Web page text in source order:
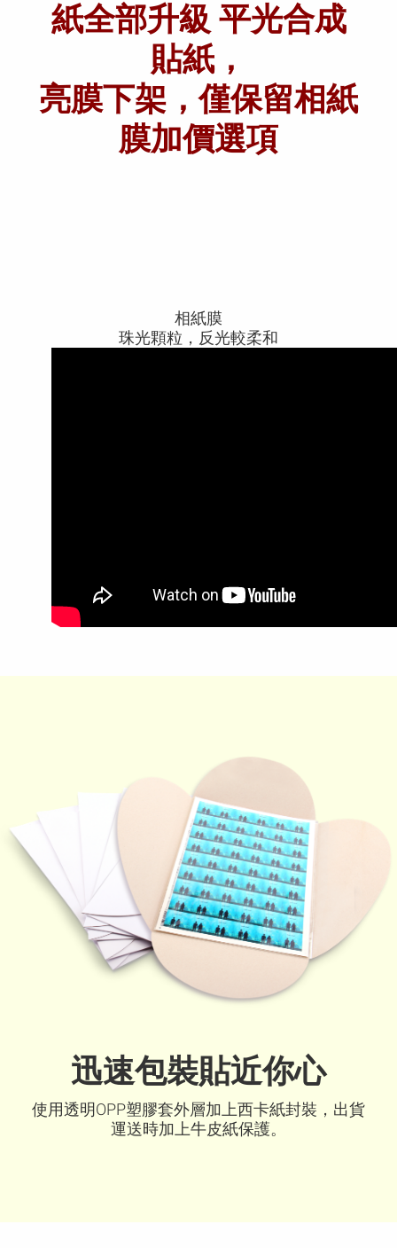
紙全部升級 平光合成
貼紙，
亮膜下架，僅保留相紙
膜加價選項
相紙膜
珠光顆粒，反光較柔和
迅速包裝貼近你心
使用透明OPP塑膠套外層加上西卡紙封裝， 出貨
運送時加上牛皮紙保護。